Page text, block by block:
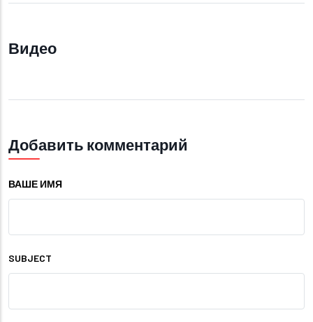
Видео
Добавить комментарий
ВАШЕ ИМЯ
SUBJECT